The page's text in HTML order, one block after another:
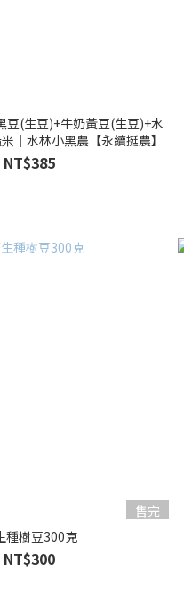
豆(生豆)+牛奶黃豆(生豆)+水
｜水林小黑農【永續挺農】
NT$385
售完
種樹豆300克
NT$300